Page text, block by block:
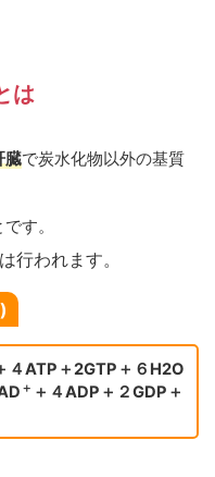
は
臓で炭水化物以外の基質
す。
行われます。
４ATP＋2GTP＋６H2O
＋ ＋４ADP＋２GDP＋